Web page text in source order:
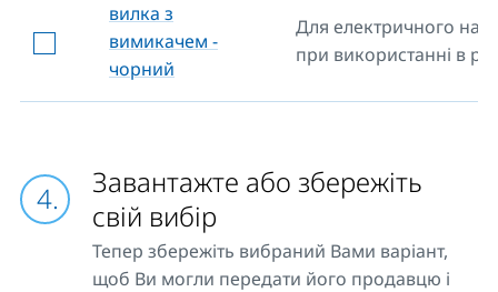
вилка з
вимикачем -
чорний
Для електричного
при використанні в
Завантажте або збережіть
свій вибір
Тепер збережіть вибраний Вами варіант,
щоб Ви могли передати його продавцю і